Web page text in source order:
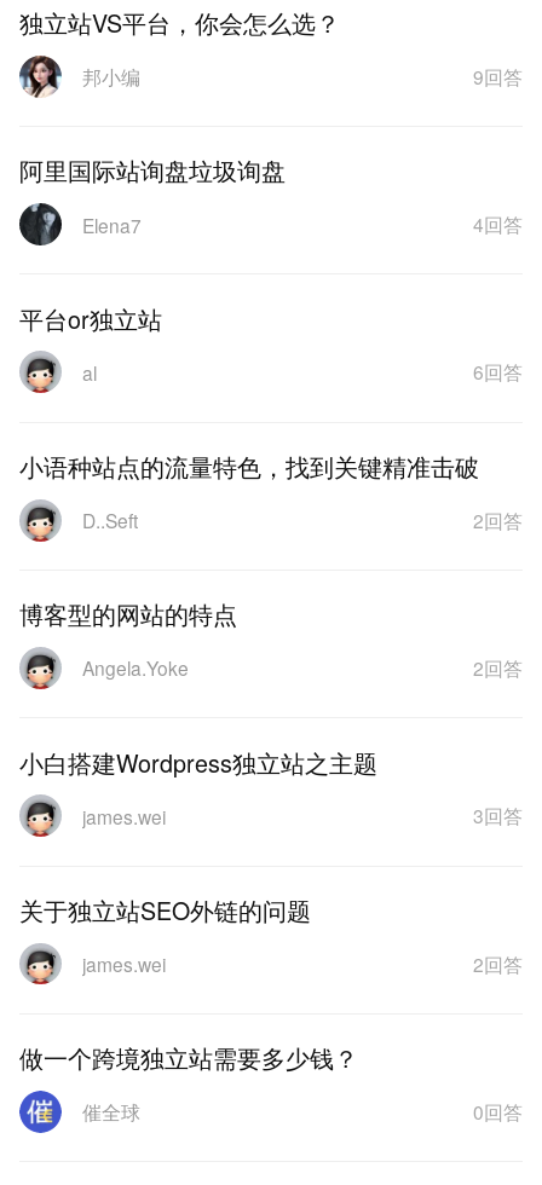
独立站VS平台，你会怎么选？
邦小编 9回答
阿里国际站询盘垃圾询盘
Elena7 4回答
平台or独立站
al 6回答
小语种站点的流量特色，找到关键精准击破
D..Seft 2回答
博客型的网站的特点
Angela.Yoke 2回答
小白搭建Wordpress独立站之主题
james.wei 3回答
关于独立站SEO外链的问题
james.wei 2回答
做一个跨境独立站需要多少钱？
催全球 0回答